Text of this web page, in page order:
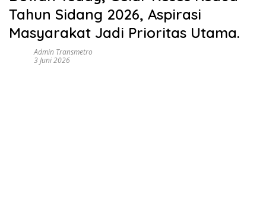
Tahun Sidang 2026, Aspirasi
Masyarakat Jadi Prioritas Utama.
Admin Transmetro
3 Juni 2026